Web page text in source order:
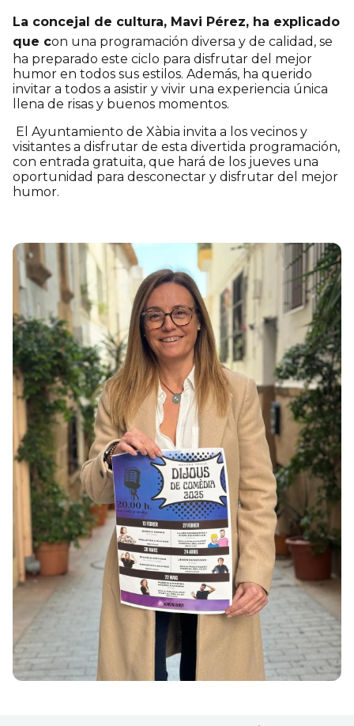
La concejal de cultura, Mavi Pérez, ha explicado
que con una programación diversa y de calidad, se
ha preparado este ciclo para disfrutar del mejor
humor en todos sus estilos. Además, ha querido
invitar a todos a asistir y vivir una experiencia única
llena de risas y buenos momentos.
El Ayuntamiento de Xàbia invita a los vecinos y
visitantes a disfrutar de esta divertida programación,
con entrada gratuita, que hará de los jueves una
oportunidad para desconectar y disfrutar del mejor
humor.